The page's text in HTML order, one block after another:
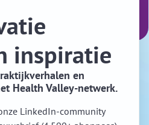
inspiratie
en
Health Valley-netwerk.
LinkedIn-community